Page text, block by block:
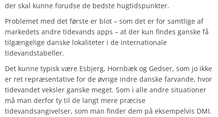
der skal kunne forudse de bedste hugtidspunkter.
Problemet med det første er blot – som det er for samtlige af
markedets andre tidevands apps – at der kun findes ganske få
tilgængelige danske lokaliteter i de internationale
tidevandstabeller.
Det kunne typisk være Esbjerg, Hornbæk og Gedser, som jo ikke
er ret repræsentative for de øvrige indre danske farvande, hvor
tidevandet veksler ganske meget. Som i alle andre situationer
må man derfor ty til de langt mere præcise
tidevandsangivelser, som man finder dem på eksempelvis DMI.